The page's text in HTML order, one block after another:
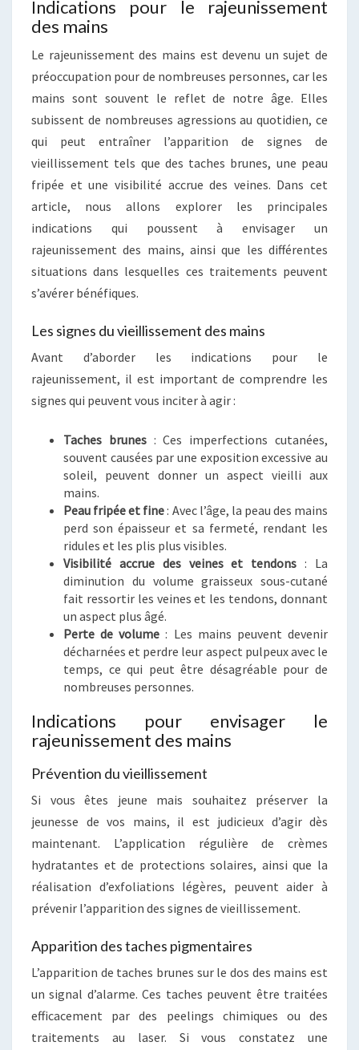
Indications pour le rajeunissement
des mains
Le rajeunissement des mains est devenu un sujet de
préoccupation pour de nombreuses personnes, car les
mains sont souvent le reflet de notre âge. Elles
subissent de nombreuses agressions au quotidien, ce
qui peut entraîner l’apparition de signes de
vieillissement tels que des taches brunes, une peau
fripée et une visibilité accrue des veines. Dans cet
article, nous allons explorer les principales
indications qui poussent à envisager un
rajeunissement des mains, ainsi que les différentes
situations dans lesquelles ces traitements peuvent
s’avérer bénéfiques.
Les signes du vieillissement des mains
Avant d’aborder les indications pour le
rajeunissement, il est important de comprendre les
signes qui peuvent vous inciter à agir :
Taches brunes: Ces imperfections cutanées,
souvent causées par une exposition excessive au
soleil, peuvent donner un aspect vieilli aux
mains.
Peau fripée et fine: Avec l’âge, la peau des mains
perd son épaisseur et sa fermeté, rendant les
ridules et les plis plus visibles.
Visibilité accrue des veines et tendons : La
diminution du volume graisseux sous-cutané
fait ressortir les veines et les tendons, donnant
un aspect plus âgé.
Perte de volume : Les mains peuvent devenir
décharnées et perdre leur aspect pulpeux avec le
temps, ce qui peut être désagréable pour de
nombreuses personnes.
Indications pour envisager le
rajeunissement des mains
Prévention du vieillissement
Si vous êtes jeune mais souhaitez préserver la
jeunesse de vos mains, il est judicieux d’agir dès
maintenant. L’application régulière de crèmes
hydratantes et de protections solaires, ainsi que la
réalisation d’exfoliations légères, peuvent aider à
prévenir l’apparition des signes de vieillissement.
Apparition des taches pigmentaires
L’apparition de taches brunes sur le dos des mains est
un signal d’alarme. Ces taches peuvent être traitées
efficacement par des peelings chimiques ou des
traitements au laser. Si vous constatez une